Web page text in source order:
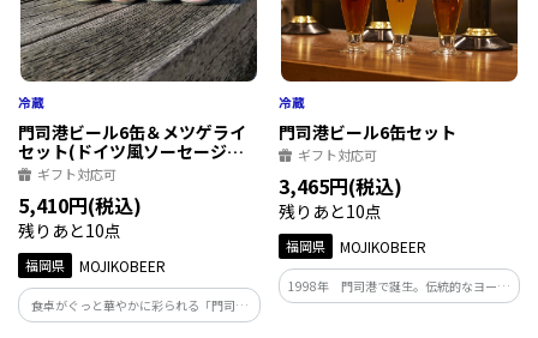
門司港ビール6缶＆メツゲライ
セット(ドイツ風ソーセージ・
ハム)ギフト対応可
5,410円(税込)
残りあと10点
福岡県 MOJIKOBEER
食卓がぐっと華やかに彩られる「門司港
ビール」と「メツゲライＭ」のペアリン
門司港ビール6缶セット
ギフト対応可
3,465円(税込)
残りあと10点
福岡県 MOJIKOBEER
1998年 門司港で誕生。伝統的なヨーロ
ピアンスタイルを基本とした飲みごたえ